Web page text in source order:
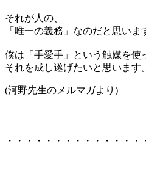
それが人の、
「唯一の義務」なのだと思いま
僕は「手愛手」という触媒を使
それを成し遂げたいと思います。
(河野先生のメルマガより)
・・・・・・・・・・・・・